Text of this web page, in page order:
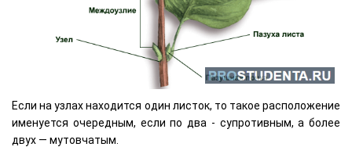
Если на узлах находится один листок, то такое расположение
именуется очередным, если по два - супротивным, а более
двух — мутовчатым.